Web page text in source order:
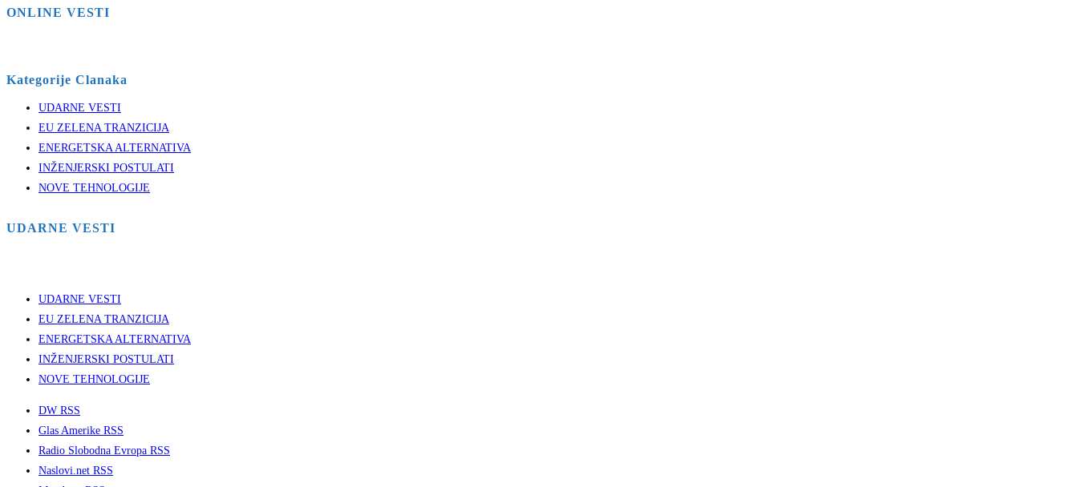
ONLINE VESTI
Kategorije Clanaka
UDARNE VESTI
EU ZELENA TRANZICIJA
ENERGETSKA ALTERNATIVA
INŽENJERSKI POSTULATI
NOVE TEHNOLOGIJE
UDARNE VESTI
UDARNE VESTI
EU ZELENA TRANZICIJA
ENERGETSKA ALTERNATIVA
INŽENJERSKI POSTULATI
NOVE TEHNOLOGIJE
DW RSS
Glas Amerike RSS
Radio Slobodna Evropa RSS
Naslovi.net RSS